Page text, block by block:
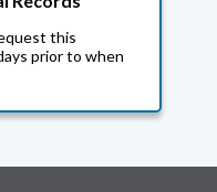
this
prior to when